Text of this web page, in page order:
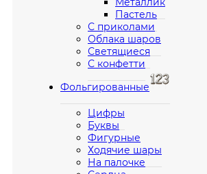
Пастель
С приколами
Облака шаров
Светящиеся
С конфетти
Фольгированные
Цифры
Буквы
Фигурные
Ходячие шары
На палочке